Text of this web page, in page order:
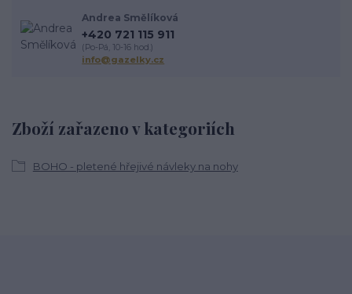
Zboží zařazeno v kategoriích
BOHO - pletené hřejivé návleky na nohy
Andrea Smělíková
+420 721 115 911
(Po-Pá, 10-16 hod.)
info@gazelky.cz